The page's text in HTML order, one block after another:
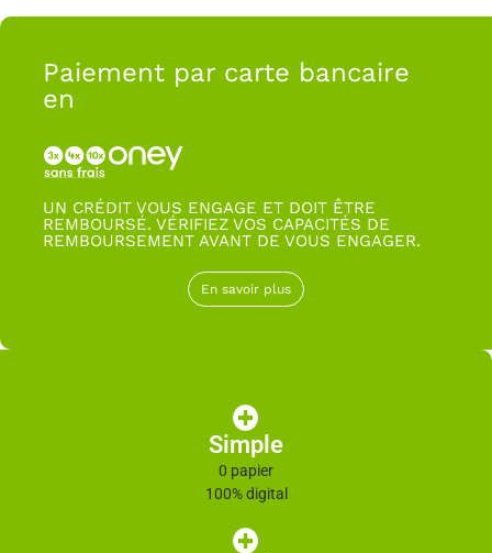
Paiement par carte bancaire
en
UN CRÉDIT VOUS ENGAGE ET DOIT ÊTRE
REMBOURSÉ. VÉRIFIEZ VOS CAPACITÉS DE
REMBOURSEMENT AVANT DE VOUS ENGAGER.
En savoir plus
Simple
0 papier
100% digital